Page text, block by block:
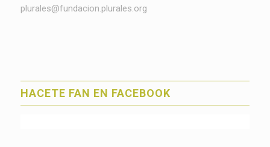
plurales@fundacion.plurales.org
HACETE FAN EN FACEBOOK